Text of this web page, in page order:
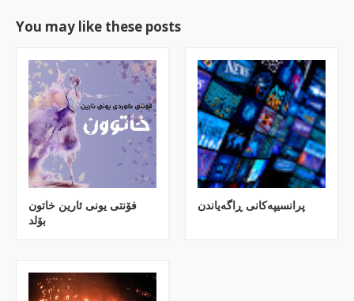
You may like these posts
فۆنتی یونی ئارین خاتون
بۆلد
پرانسیپه‌كانی ڕاگه‌یاندن